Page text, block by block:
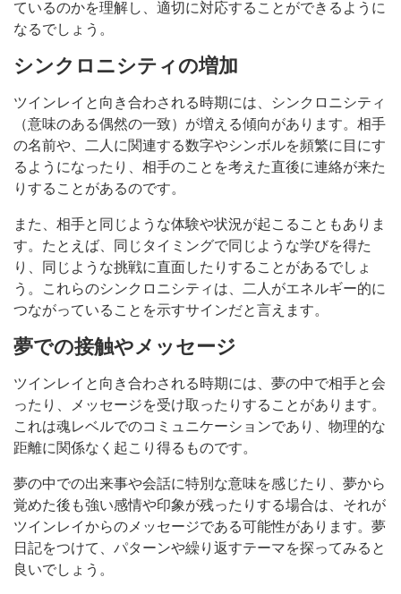
ているのかを理解し、適切に対応することができるように
なるでしょう。
シンクロニシティの増加
ツインレイと向き合わされる時期には、シンクロニシティ
（意味のある偶然の一致）が増える傾向があります。相手
の名前や、二人に関連する数字やシンボルを頻繁に目にす
るようになったり、相手のことを考えた直後に連絡が来た
りすることがあるのです。
また、相手と同じような体験や状況が起こることもありま
す。たとえば、同じタイミングで同じような学びを得た
り、同じような挑戦に直面したりすることがあるでしょ
う。これらのシンクロニシティは、二人がエネルギー的に
つながっていることを示すサインだと言えます。
夢での接触やメッセージ
ツインレイと向き合わされる時期には、夢の中で相手と会
ったり、メッセージを受け取ったりすることがあります。
これは魂レベルでのコミュニケーションであり、物理的な
距離に関係なく起こり得るものです。
夢の中での出来事や会話に特別な意味を感じたり、夢から
覚めた後も強い感情や印象が残ったりする場合は、それが
ツインレイからのメッセージである可能性があります。夢
日記をつけて、パターンや繰り返すテーマを探ってみると
良いでしょう。